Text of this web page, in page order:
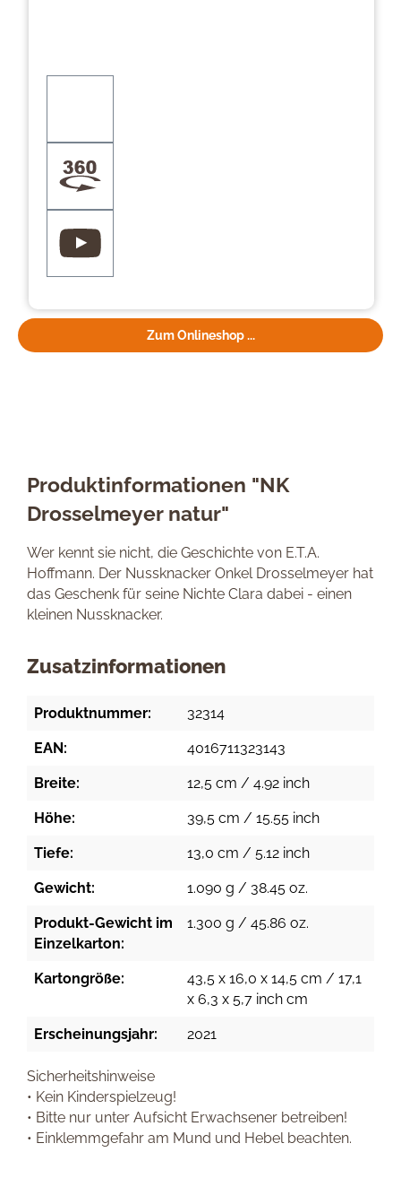
Zum Onlineshop ...
Produktinformationen "NK
Drosselmeyer natur"
Wer kennt sie nicht, die Geschichte von E.T.A.
Hoffmann. Der Nussknacker Onkel Drosselmeyer hat
das Geschenk für seine Nichte Clara dabei - einen
kleinen Nussknacker.
Zusatzinformationen
Produktnummer: 32314
EAN: 4016711323143
Breite: 12,5 cm / 4.92 inch
Höhe: 39,5 cm / 15.55 inch
Tiefe: 13,0 cm / 5.12 inch
Gewicht: 1.090 g / 38.45 oz.
Produkt-Gewicht im
Einzelkarton:
1.300 g / 45.86 oz.
Kartongröße:
43,5 x 16,0 x 14,5 cm / 17,1
x 6,3 x 5,7 inch cm
Erscheinungsjahr: 2021
Sicherheitshinweise
• Kein Kinderspielzeug!
• Bitte nur unter Aufsicht Erwachsener betreiben!
• Einklemmgefahr am Mund und Hebel beachten.